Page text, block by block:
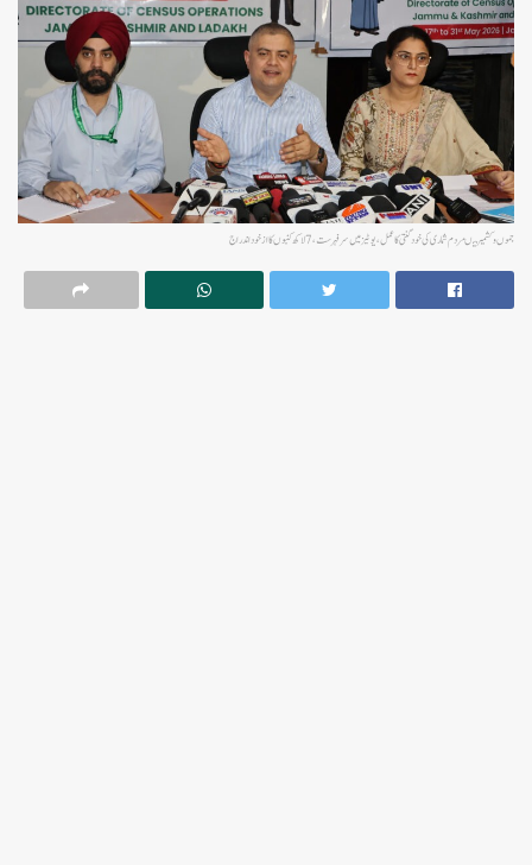
جموں و کشمیر میںمردم شماری کی خود گنتی کا عمل، یوٹیز میں سرفہرست ،7لاکھ کنبوں کا از خود اندراج